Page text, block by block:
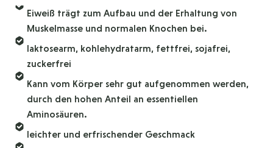
Eiweiß trägt zum Aufbau und der Erhaltung von
Muskelmasse und normalen Knochen bei.
laktosearm, kohlehydratarm, fettfrei, sojafrei,
zuckerfrei
Kann vom Körper sehr gut aufgenommen werden,
durch den hohen Anteil an essentiellen
Aminosäuren.
leichter und erfrischender Geschmack